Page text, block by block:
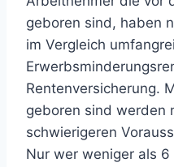
geboren sind, haben
im Vergleich
Rentenversicherung.
geboren sind werden
schwierigeren
Nur wer weniger als 6